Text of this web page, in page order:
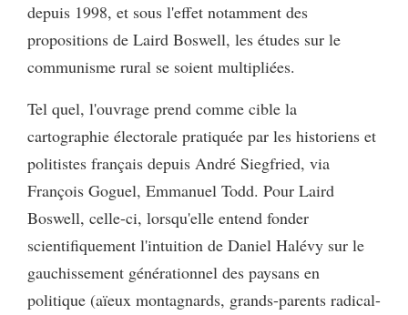
depuis 1998, et sous l'effet notamment des
propositions de Laird Boswell, les études sur le
communisme rural se soient multipliées.
Tel quel, l'ouvrage prend comme cible la
cartographie électorale pratiquée par les historiens et
politistes français depuis André Siegfried, via
François Goguel, Emmanuel Todd. Pour Laird
Boswell, celle-ci, lorsqu'elle entend fonder
scientifiquement l'intuition de Daniel Halévy sur le
gauchissement générationnel des paysans en
politique (aïeux montagnards, grands-parents radical-